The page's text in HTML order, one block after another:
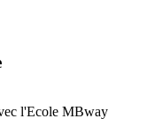
l'Ecole MBway